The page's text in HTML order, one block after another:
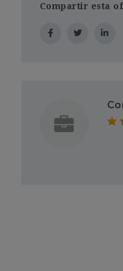
Compartir esta